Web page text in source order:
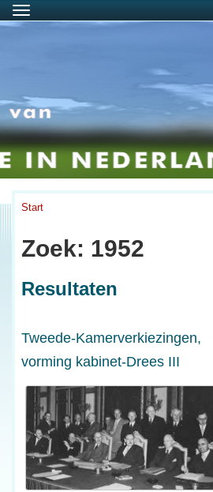
Menu
Start
Zoek: 1952
Resultaten
Tweede-Kamerverkiezingen,
vorming kabinet-Drees III